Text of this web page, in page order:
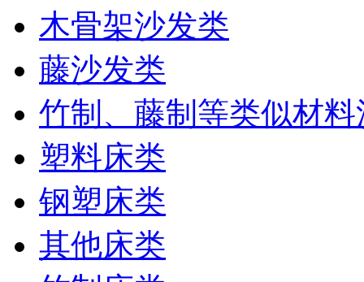
木骨架沙发类
藤沙发类
竹制、藤制等类似材
塑料床类
钢塑床类
其他床类